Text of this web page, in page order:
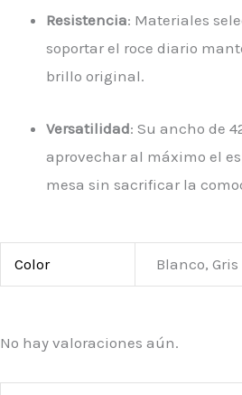
Resistencia: Materiales
soportar el roce diario
brillo original.
Versatilidad: Su ancho de
aprovechar al máximo el
mesa sin sacrificar la
Color Blanco, Gris
No hay valoraciones aún.